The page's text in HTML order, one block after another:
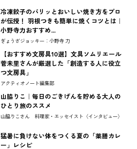
冷凍餃子のパリッとおいしい焼き方をプロ
が伝授！ 羽根つきも簡単に焼くコツとは｜
小野寺力おすすめ...
ぎょうざジョッキー：小野寺 力
【おすすめ文房具10選】文具ソムリエール
菅未里さんが厳選した「創造する人に役立
つ文房具」
アクティオノート編集部
山脇りこ｜毎日のごきげんを貯める大人の
ひとり旅のススメ
山脇りこさん 料理家・エッセイスト〈インタビュー〉
猛暑に負けない体をつくる夏の「薬膳カレ
ー」レシピ